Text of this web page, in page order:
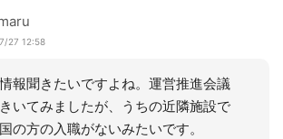
27 12:58
報聞きたいですよね。運営推進会議
いてみましたが、うちの近隣施設で
の方の入職がないみたいです。